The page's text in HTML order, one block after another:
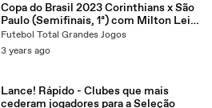
Copa do Brasil 2023 Corinthians x São
Paulo (Semifinais, 1ª) com Milton Leite
(SporTV) 2º tempo
Futebol Total Grandes Jogos
3 years ago
Lance! Rápido - Clubes que mais
cederam jogadores para a Seleção